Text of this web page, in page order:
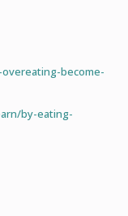
become-
by-eating-